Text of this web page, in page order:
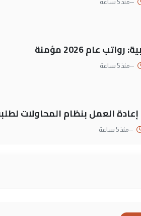
--منذ 5 ساعة
عام 2026 مؤمنة
--منذ 5 ساعة
إعادة العمل بنظام المحاولات
--منذ 5 ساعة